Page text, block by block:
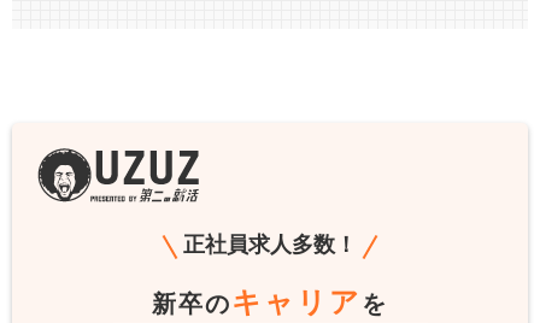
正社員求人多数！
新卒のキャリア を